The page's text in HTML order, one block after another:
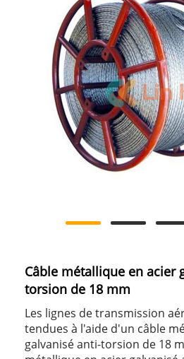
Câble métallique en acier
torsion de 18 mm
Les lignes de transmission
tendues à l'aide d'un câble
galvanisé anti-torsion de 18